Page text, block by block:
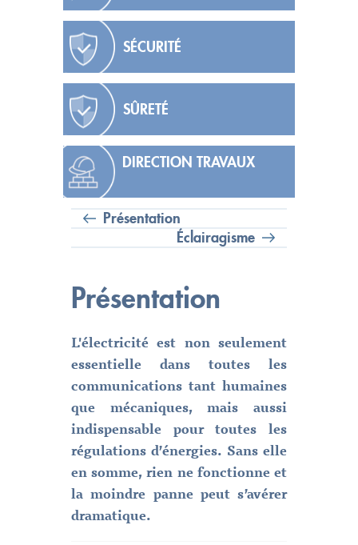
SÉCURITÉ
SÛRETÉ
DIRECTION TRAVAUX
Présentation
Éclairagisme
Présentation
L'électricité est non seulement
essentielle dans toutes les
communications tant humaines
que mécaniques, mais aussi
indispensable pour toutes les
régulations d’énergies. Sans elle
en somme, rien ne fonctionne et
la moindre panne peut s’avérer
dramatique.